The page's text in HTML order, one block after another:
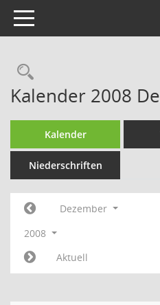
Toggle navigation
Kalender 2008
Kalender
Niederschriften
Dezember
2008
Aktuell